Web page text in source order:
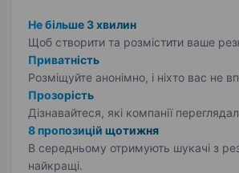
Не більше 3 хвилин
Щоб створити та розмістити ваше
Приватність
Розміщуйте анонімно, і ніхто вас не
Прозорість
Дізнавайтеся, які компанії
8 пропозицій щотижня
В середньому отримують шукачі з
найкращі.